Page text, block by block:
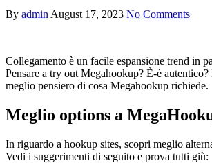
By admin August 17, 2023 No Comments
Collegamento è un facile espansione trend in
Pensare a try out Megahookup? È-è
meglio pensiero di cosa Megahookup richiede.
Meglio options a
In riguardo a hookup sites, scopri meglio
Vedi i suggerimenti di seguito e prova tutti giù: